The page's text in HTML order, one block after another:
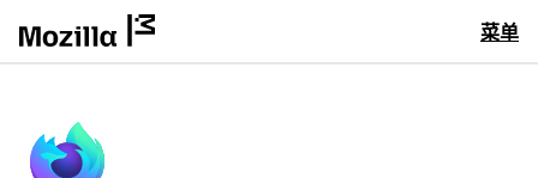
菜单